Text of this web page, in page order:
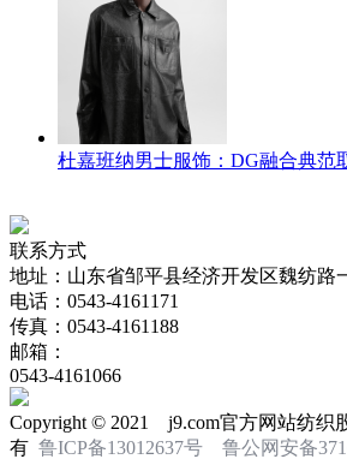
杜嘉班纳男士服饰：DG融合典范
联系方式
地址：山东省邹平县经济开发区魏纺路
电话：0543-4161171
传真：0543-4161188
邮箱：
0543-4161066
Copyright © 2021 j9.com官方网站纺
有 鲁ICP备13012637号 鲁公网安备